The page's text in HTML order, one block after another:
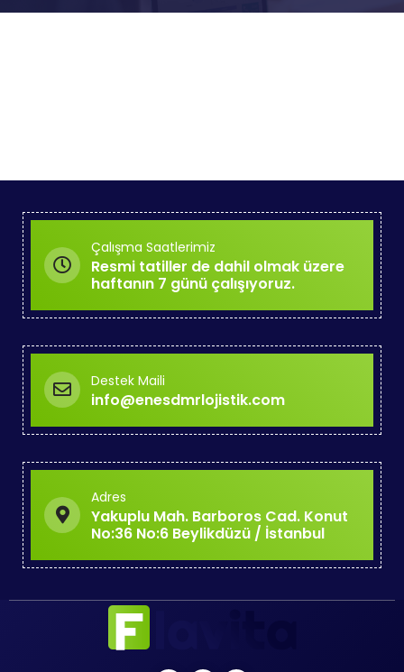
Çalışma Saatlerimiz
Resmi tatiller de dahil olmak üzere
haftanın 7 günü çalışıyoruz.
Destek Maili
info@enesdmrlojistik.com
Adres
Yakuplu Mah. Barboros Cad. Konut
No:36 No:6 Beylikdüzü / İstanbul